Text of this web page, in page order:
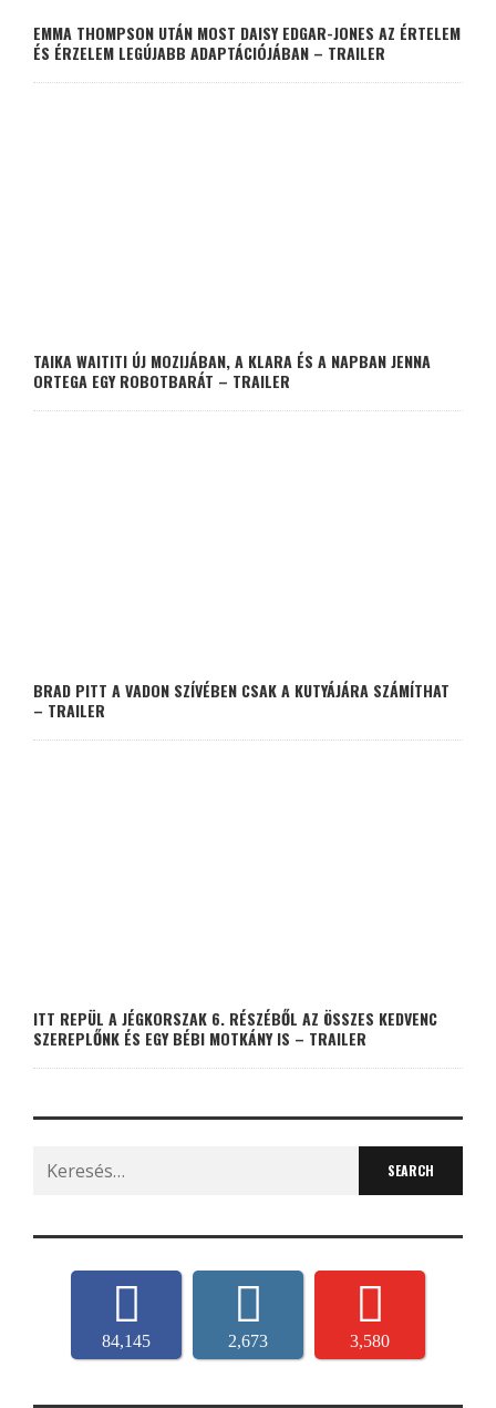
EMMA THOMPSON UTÁN MOST DAISY EDGAR-JONES AZ ÉRTELEM
ÉS ÉRZELEM LEGÚJABB ADAPTÁCIÓJÁBAN – TRAILER
TAIKA WAITITI ÚJ MOZIJÁBAN, A KLARA ÉS A NAPBAN JENNA
ORTEGA EGY ROBOTBARÁT – TRAILER
BRAD PITT A VADON SZÍVÉBEN CSAK A KUTYÁJÁRA SZÁMÍTHAT
– TRAILER
ITT REPÜL A JÉGKORSZAK 6. RÉSZÉBŐL AZ ÖSSZES KEDVENC
SZEREPLŐNK ÉS EGY BÉBI MOTKÁNY IS – TRAILER
Search
for:
84,145 2,673 3,580